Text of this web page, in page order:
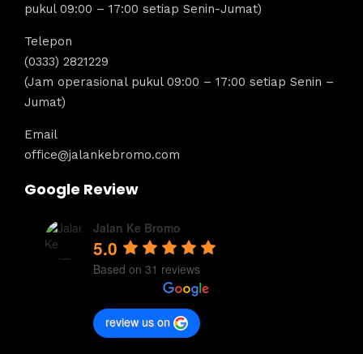
pukul 09:00 – 17:00 setiap Senin-Jumat)
Telepon
(0333) 2821229
(Jam operasional pukul 09:00 – 17:00 setiap Senin –
Jumat)
Email
office@jalankebromo.com
Google Review
Jalan Ke Bromo
5.0
Based on 31 reviews
review us on